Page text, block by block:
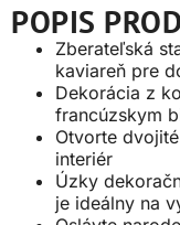
POPIS
Zberateľská
kaviareň pre
Dekorácia z
francúzskym
Otvorte
interiér
Úzky
je ideálny na